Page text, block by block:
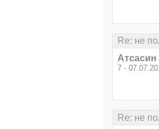
Re: не
Атсасин
7 -
Re: не